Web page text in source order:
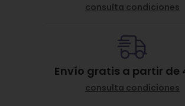
consulta condiciones
Envío gratis a partir de
consulta condiciones